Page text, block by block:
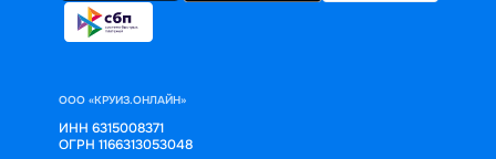
ООО «КРУИЗ.ОНЛАЙН»
ИНН 6315008371
ОГРН 1166313053048